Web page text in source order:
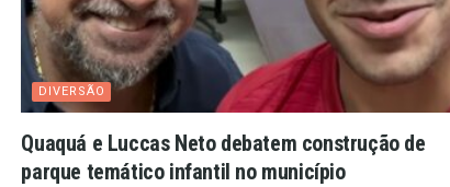
DIVERSÃO
Quaquá e Luccas Neto debatem construção de
parque temático infantil no município